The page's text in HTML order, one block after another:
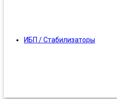
ИБП / Стабилизаторы